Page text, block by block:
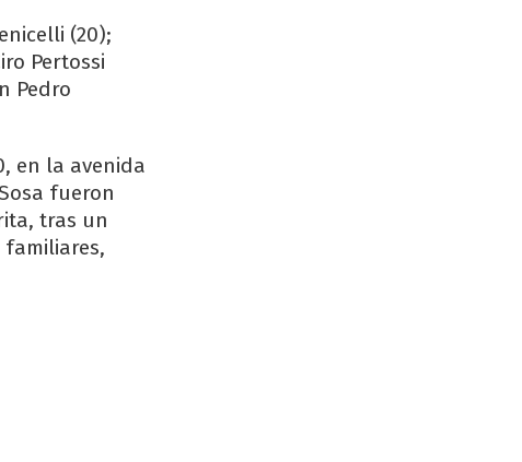
(20);
Pertossi
Pedro
en la avenida
fueron
tras un